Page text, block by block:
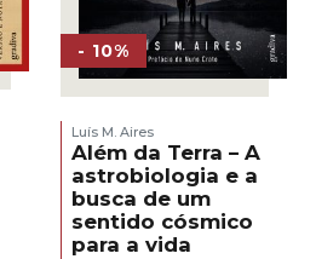
- 10%
Luís M. Aires
Além da Terra – A
astrobiologia e a
busca de um
sentido cósmico
para a vida